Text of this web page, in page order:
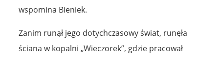
wspomina Bieniek.
Zanim runął jego dotychczasowy świat, runęła
ściana w kopalni „Wieczorek”, gdzie pracował